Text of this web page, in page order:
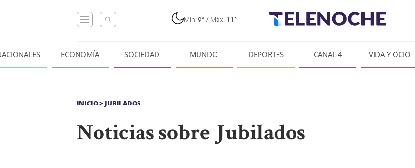
Mín: 9° / Máx: 11°
ECONOMÍA SOCIEDAD MUNDO DEPORTES CANAL 4 VIDA Y OCIO
INICIO> JUBILADOS
Noticias sobre Jubilados